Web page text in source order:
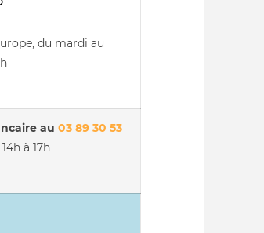
du mardi au
au 03 89 30 53
à 17h